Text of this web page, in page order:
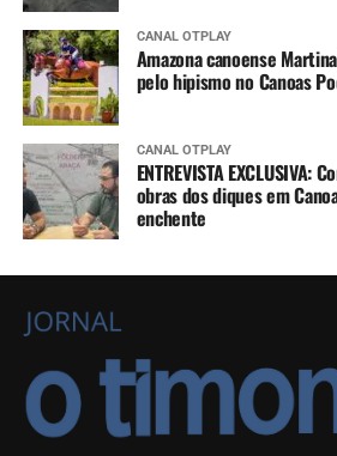
CANAL OTPLAY
Amazona canoense
pelo hipismo no Canoas
CANAL OTPLAY
ENTREVISTA EXCLUSIVA:
obras dos diques em
enchente